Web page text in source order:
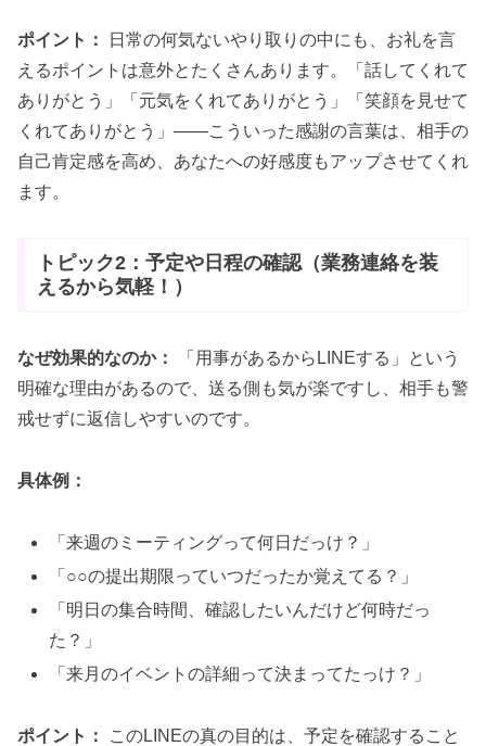
ポイント：
日常の何気ないやり取りの中にも、お礼を言
えるポイントは意外とたくさんあります。「話してくれて
ありがとう」「元気をくれてありがとう」「笑顔を見せて
くれてありがとう」——こういった感謝の言葉は、相手の
自己肯定感を高め、あなたへの好感度もアップさせてくれ
ます。
トピック2：予定や日程の確認（業務連絡を装
えるから気軽！）
なぜ効果的なのか：
「用事があるからLINEする」という
明確な理由があるので、送る側も気が楽ですし、相手も警
戒せずに返信しやすいのです。
具体例：
「来週のミーティングって何日だっけ？」
「○○の提出期限っていつだったか覚えてる？」
「明日の集合時間、確認したいんだけど何時だっ
た？」
「来月のイベントの詳細って決まってたっけ？」
ポイント：
このLINEの真の目的は、予定を確認すること